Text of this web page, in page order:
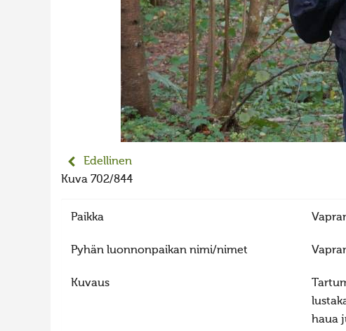
Edellinen
Kuva 702/844
Paikka
Pyhän luonnonpaikan nimi/nimet
Kuvaus
haua